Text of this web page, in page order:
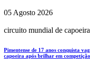
05 Agosto 2026
circuito mundial de capoeira
Pimentense de 17 anos conquista
capoeira após brilhar em